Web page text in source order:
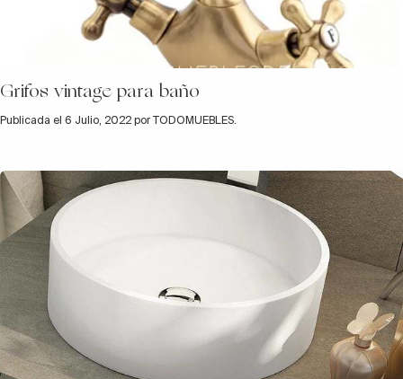
Grifos vintage para baño
Publicada el 6 Julio, 2022 por TODOMUEBLES.